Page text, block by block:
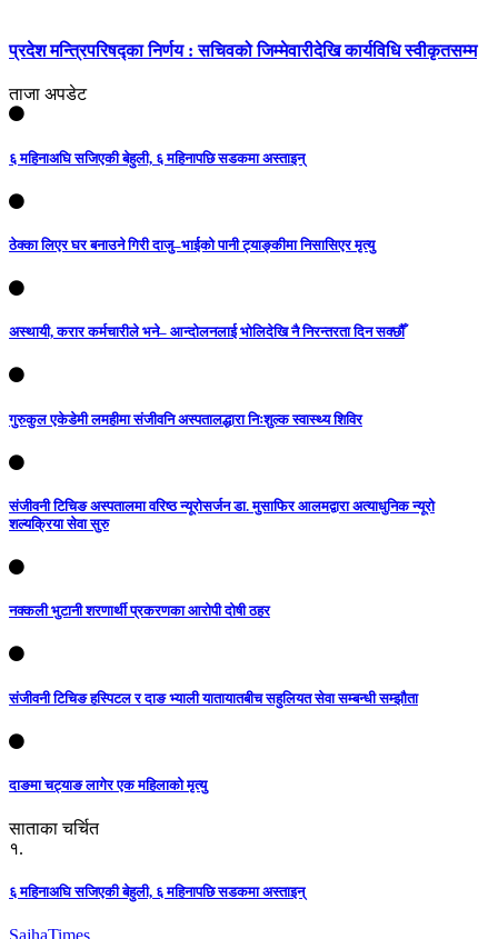
प्रदेश मन्त्रिपरिषद्का निर्णय : सचिवको जिम्मेवारीदेखि कार्यविधि स्वीकृतसम्म
ताजा अपडेट
६ महिनाअघि सजिएकी बेहुली, ६ महिनापछि सडकमा अस्ताइन्
ठेक्का लिएर घर बनाउने गिरी दाजु–भाईको पानी ट्याङ्कीमा निसासिएर मृत्यु
अस्थायी, करार कर्मचारीले भने– आन्दोलनलाई भोलिदेखि नै निरन्तरता दिन सक्छौँ
गुरुकुल एकेडेमी लमहीमा संजीवनि अस्पतालद्धारा निःशुल्क स्वास्थ्य शिविर
संजीवनी टिचिङ अस्पतालमा वरिष्ठ न्यूरोसर्जन डा. मुसाफिर आलमद्वारा अत्याधुनिक न्यूरो
शल्यक्रिया सेवा सुरु
नक्कली भुटानी शरणार्थी प्रकरणका आरोपी दोषी ठहर
संजीवनी टिचिङ हस्पिटल र दाङ भ्याली यातायातबीच सहुलियत सेवा सम्बन्धी सम्झौता
दाङमा चट्याङ लागेर एक महिलाको मृत्यु
साताका चर्चित
१.
६ महिनाअघि सजिएकी बेहुली, ६ महिनापछि सडकमा अस्ताइन्